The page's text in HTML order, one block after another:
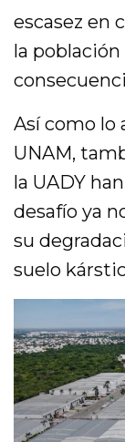
escasez en
la
Así como lo
UNAM,
la UADY
desafío ya
su
suelo